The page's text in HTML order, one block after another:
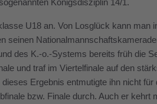
Königsdisziplin 14/1.
U18 an. Von Losglück kann man
seinen
des K.-o.-Systems bereits früh die
und traf im Viertelfinale auf den
Ergebnis entmutigte ihn nicht für
bzw. Finale durch. Auch er kehrt